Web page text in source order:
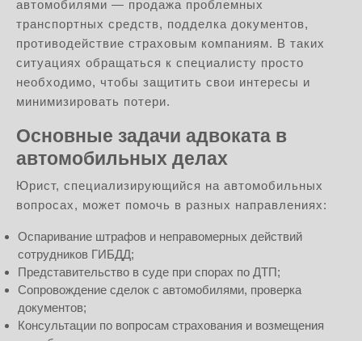
автомобилями — продажа проблемных
транспортных средств, подделка документов,
противодействие страховым компаниям. В таких
ситуациях обращаться к специалисту просто
необходимо, чтобы защитить свои интересы и
минимизировать потери.
Основные задачи адвоката в
автомобильных делах
Юрист, специализирующийся на автомобильных
вопросах, может помочь в разных направлениях:
Оспаривание штрафов и неправомерных действий
сотрудников ГИБДД;
Представительство в суде при спорах по ДТП;
Сопровождение сделок с автомобилями, проверка
документов;
Консультации по вопросам страхования и возмещения